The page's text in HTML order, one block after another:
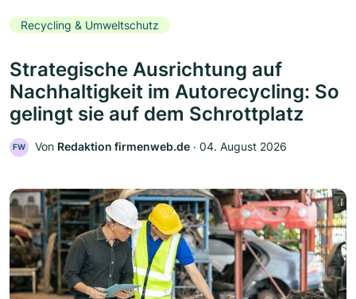
Recycling & Umweltschutz
Strategische Ausrichtung auf
Nachhaltigkeit im Autorecycling: So
gelingt sie auf dem Schrottplatz
FW Von Redaktion firmenweb.de ‧ 04. August 2026